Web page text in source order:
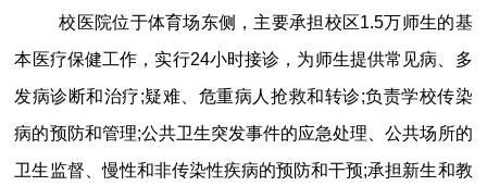
校医院位于体育场东侧，主要承担校区1.5万师生的基
本医疗保健工作，实行24小时接诊，为师生提供常见病、多
发病诊断和治疗;疑难、危重病人抢救和转诊;负责学校传染
病的预防和管理;公共卫生突发事件的应急处理、公共场所的
卫生监督、慢性和非传染性疾病的预防和干预;承担新生和教